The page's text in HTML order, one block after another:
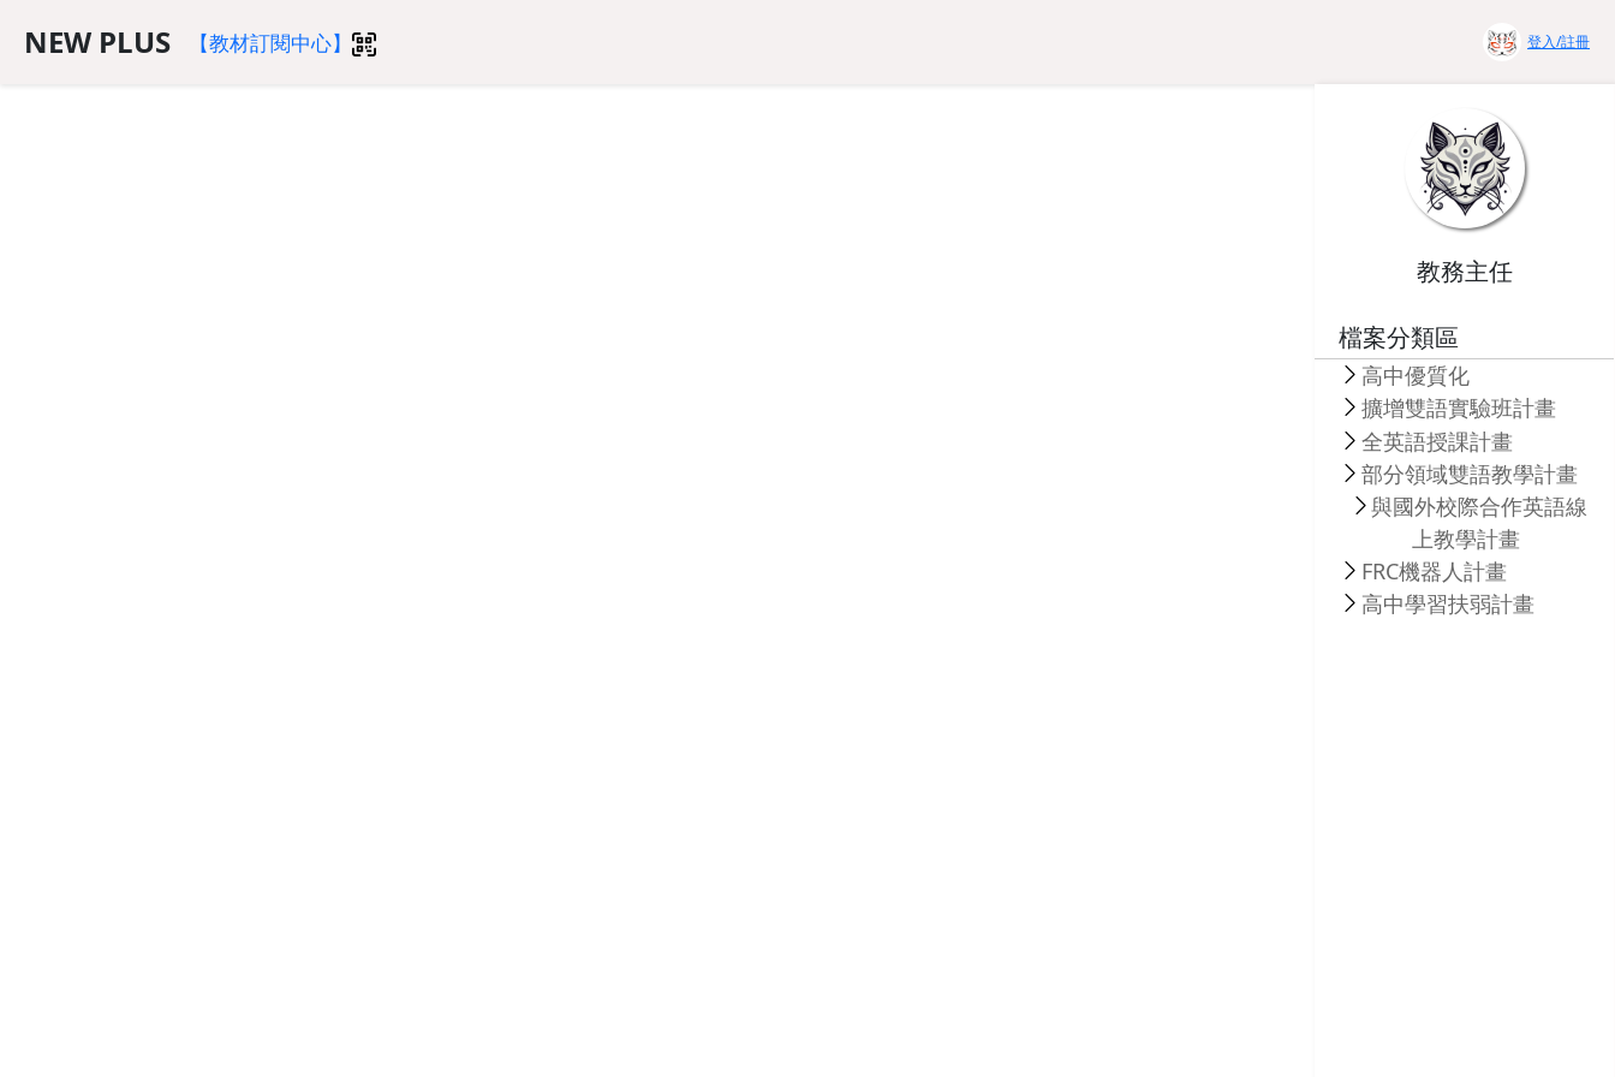
NEW PLUS 【教材訂閱中心】 登入/註冊
教務主任
檔案分類區
高中優質化
擴增雙語實驗班計畫
全英語授課計畫
部分領域雙語教學計畫
與國外校際合作英語線
上教學計畫
FRC機器人計畫
高中學習扶弱計畫